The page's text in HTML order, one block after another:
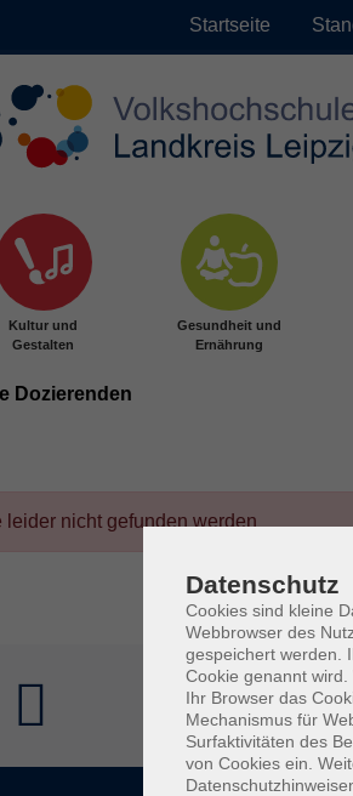
Startseite
Kultur und
Gestalten
Gesundheit und
Ernährung
Dozierenden
leider nicht gefunden werden
Datenschutz
Cookies sind kleine
Webbrowser des
gespeichert werden.
Cookie genannt
Ihr Browser das
Mechanismus für
Surfaktivitäten des
von Cookies ein.